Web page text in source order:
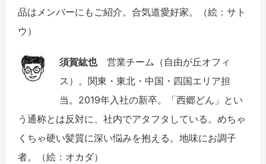
品はメンバーにもご紹介。合気道愛好家。（絵：サト
ウ）
須賀紘也営業チーム（自由が丘オフィ
ス）。関東・東北・中国・四国エリア担
当。2019年入社の新卒。「西郷どん」とい
う通称とは反対に、社内でアタフタしている。めちゃ
くちゃ硬い髪質に深い悩みを抱える。地味にお調子
者。（絵：オカダ）